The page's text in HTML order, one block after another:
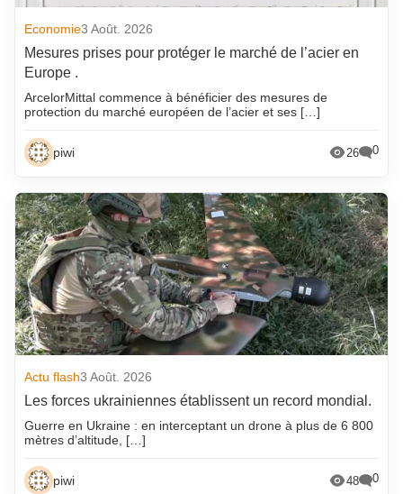
Economie3 Août. 2026
Mesures prises pour protéger le marché de l’acier en
Europe .
ArcelorMittal commence à bénéficier des mesures de
protection du marché européen de l’acier et ses […]
piwi 26 0
Actu flash3 Août. 2026
Les forces ukrainiennes établissent un record mondial.
Guerre en Ukraine : en interceptant un drone à plus de 6 800
mètres d’altitude, […]
piwi 48 0